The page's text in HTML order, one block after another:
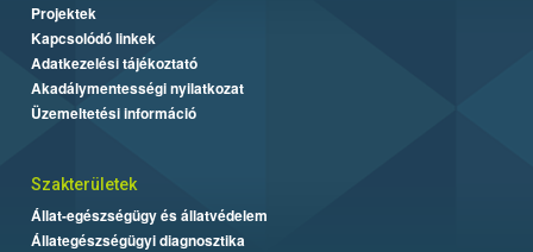
Projektek
Kapcsolódó linkek
Adatkezelési tájékoztató
Akadálymentességi nyilatkozat
Üzemeltetési információ
Szakterületek
Állat-egészségügy és állatvédelem
Állategészségügyi diagnosztika